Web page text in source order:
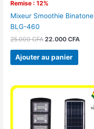
Remise : 12%
Mixeur Smoothie Binatone
BLG-460
25.000CFA 22.000CFA
Ajouter au panier